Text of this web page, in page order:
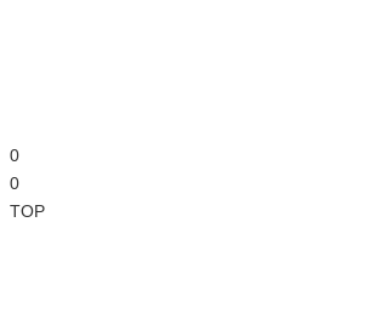
0
0
TOP